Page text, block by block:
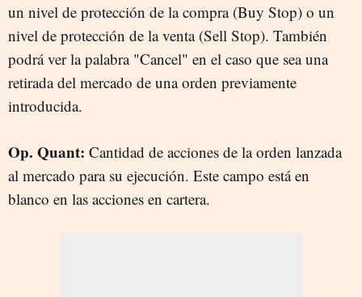
un nivel de protección de la compra (Buy Stop) o un
nivel de protección de la venta (Sell Stop). También
podrá ver la palabra "Cancel" en el caso que sea una
retirada del mercado de una orden previamente
introducida.
Op. Quant: Cantidad de acciones de la orden lanzada
al mercado para su ejecución. Este campo está en
blanco en las acciones en cartera.